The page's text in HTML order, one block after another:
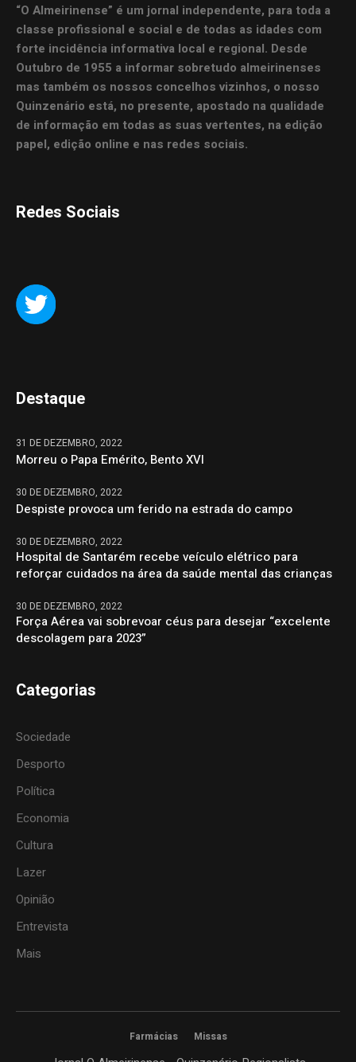
“O Almeirinense” é um jornal independente, para toda a
classe profissional e social e de todas as idades com
forte incidência informativa local e regional. Desde
Outubro de 1955 a informar sobretudo almeirinenses
mas também os nossos concelhos vizinhos, o nosso
Quinzenário está, no presente, apostado na qualidade
de informação em todas as suas vertentes, na edição
papel, edição online e nas redes sociais.
Redes Sociais
Destaque
31 DE DEZEMBRO, 2022
Morreu o Papa Emérito, Bento XVI
30 DE DEZEMBRO, 2022
Despiste provoca um ferido na estrada do campo
30 DE DEZEMBRO, 2022
Hospital de Santarém recebe veículo elétrico para
reforçar cuidados na área da saúde mental das crianças
30 DE DEZEMBRO, 2022
Força Aérea vai sobrevoar céus para desejar “excelente
descolagem para 2023”
Categorias
Sociedade
Desporto
Política
Economia
Cultura
Lazer
Opinião
Entrevista
Mais
Farmácias Missas